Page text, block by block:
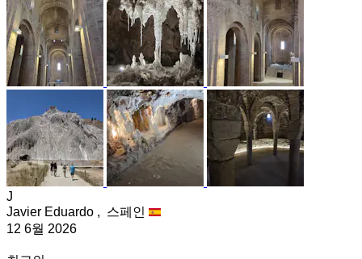
J
Javier Eduardo , 스페인
12 6월 2026